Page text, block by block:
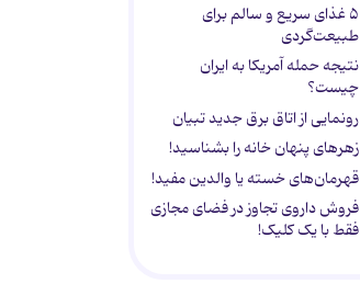
۵ غذای سریع و سالم برای
طبیعت‌گردی
نتیجه حمله آمریکا به ایران
چیست؟
رونمایی از اتاق برق جدید تبیان
زهرهای پنهان خانه را بشناسید!
قهرمان‌های خسته یا والدین مفید!
فروش داروی تجاوز در فضای مجازی
فقط با یک کلیک!